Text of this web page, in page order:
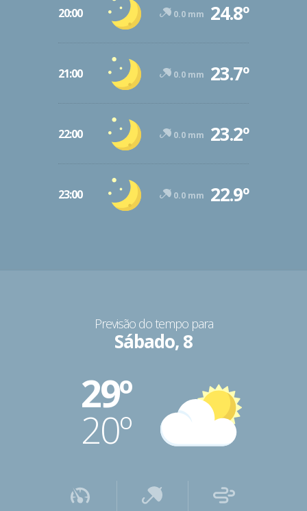
20:00 0.0 mm 24.8º
21:00 0.0 mm 23.7º
22:00 0.0 mm 23.2º
23:00 0.0 mm 22.9º
Previsão do tempo para
Sábado, 8
29º
20º